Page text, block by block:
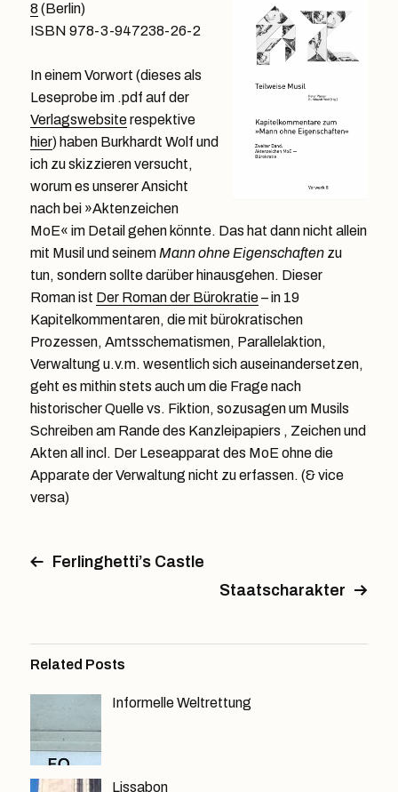
8(Berlin)
ISBN 978-3-947238-26-2
In einem Vorwort (dieses als
Leseprobe im .pdf auf der
Verlagswebsiterespektive
hier) haben Burkhardt Wolf und
ich zu skizzieren versucht,
worum es unserer Ansicht
nach bei »Aktenzeichen
MoE« im Detail gehen könnte. Das hat dann nicht allein
mit Musil und seinem Mann ohne Eigenschaftenzu
tun, sondern sollte darüber hinausgehen. Dieser
Roman ist Der Roman der Bürokratie– in 19
Kapitelkommentaren, die mit bürokratischen
Prozessen, Amtsschematismen, Parallelaktion,
Verwaltung u.v.m. wesentlich sich auseinandersetzen,
geht es mithin stets auch um die Frage nach
historischer Quelle vs. Fiktion, sozusagen um Musils
Schreiben am Rande des Kanzleipapiers , Zeichen und
Akten all incl. Der Leseapparat des MoE ohne die
Apparate der Verwaltung nicht zu erfassen. (& vice
versa)
Ferlinghetti’s Castle
Staatscharakter
Related Posts
Informelle Weltrettung
Lissabon